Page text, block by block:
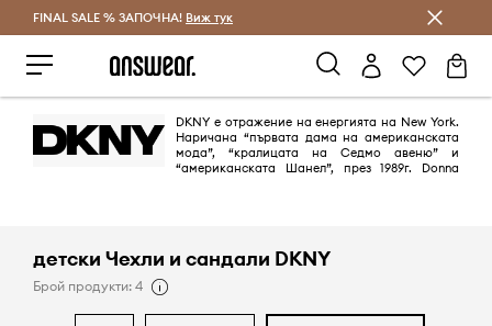
Спестявай с Answear Club
FINAL SALE % ЗАПОЧНА! Виж тук
DKNY е отражение на енергията на New York.
Наричана “първата дама на американската
мода”, “кралицата на Седмо авеню” и
“американската Шанел”, през 1989г. Donna
детски Чехли и сандали DKNY
Брой продукти: 4